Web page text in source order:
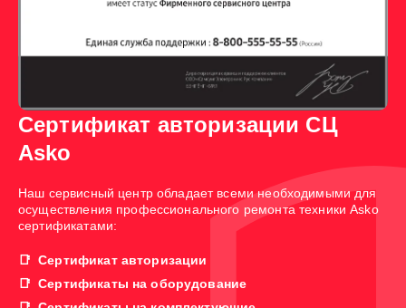
Сертификат авторизации СЦ
Asko
Наш сервисный центр обладает всеми необходимыми для
осуществления профессионального ремонта техники Asko
сертификатами:
Сертификат авторизации
Сертификаты на оборудование